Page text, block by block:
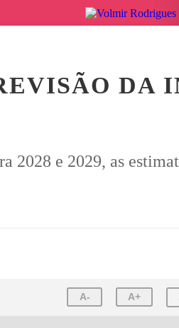
DA
2028 e 2029, as
A- A+